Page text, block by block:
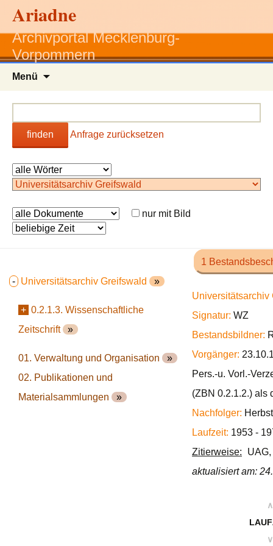
Ariadne
Archivportal Mecklenburg-
Vorpommern
Menü
finden Anfrage zurücksetzen
nur mit Bild
- Universitätsarchiv Greifswald »
+ 0.2.1.3. Wissenschaftliche
Zeitschrift »
01. Verwaltung und Organisation »
02. Publikationen und
Materialsammlungen »
1
Signatur: WZ
Bestandsbildner:
Vorgänger:
Pers.-u. Vorl.-
(ZBN 0.2.1.2.) als
Nachfolger:
Laufzeit: 1953 -
Zitierweise:
aktualisiert am:
∧
∨